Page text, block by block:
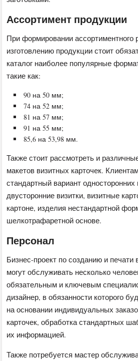
Ассортимент продукции
При формировании ассортиментного
изготовлению продукции стоит
каталог наиболее популярные
такие как:
90 на 50 мм;
74 на 52 мм;
81 на 57 мм;
91 на 55 мм;
85,6 на 53,98 мм.
Также стоит рассмотреть и
макетов визитных карточек.
стандартный вариант односторонних
двусторонние визитки, визитные
картоне, изделия нестандартной
шелкотрафаретной основе.
Персонал
Бизнес-проект по созданию и печати
могут обслуживать несколько
обязательным и ключевым
дизайнер, в обязанности которого
на основании индивидуальных
карточек, обработка стандартных
их информацией.
Также потребуется мастер